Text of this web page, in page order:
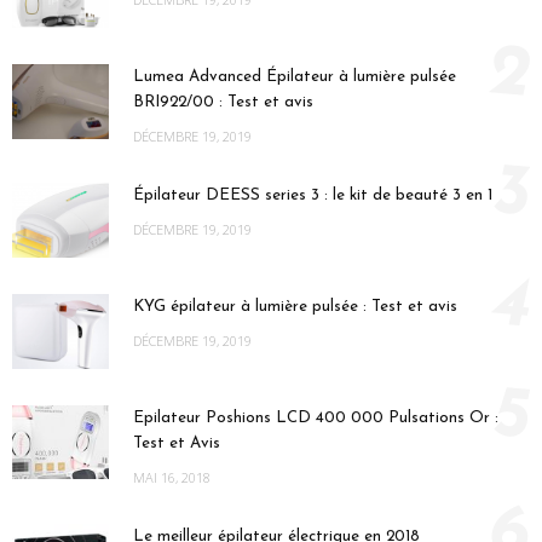
Lumea Advanced Épilateur à lumière pulsée
BRI922/00 : Test et avis
DÉCEMBRE 19, 2019
Épilateur DEESS series 3 : le kit de beauté 3 en 1
DÉCEMBRE 19, 2019 3
KYG épilateur à lumière pulsée : Test et avis
DÉCEMBRE 19, 2019
Epilateur Poshions LCD 400 000 Pulsations Or :
Test et Avis
MAI 16, 2018
5
Le meilleur épilateur électrique en 2018